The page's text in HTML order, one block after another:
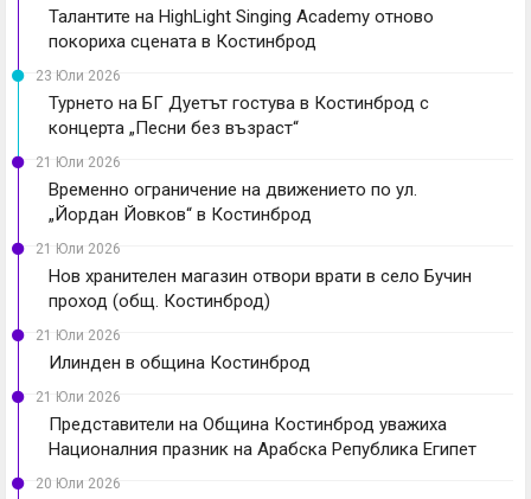
Талантите на HighLight Singing Academy отново
покориха сцената в Костинброд
23 Юли 2026
Турнето на БГ Дуетът гостува в Костинброд с
концерта „Песни без възраст“
21 Юли 2026
Временно ограничение на движението по ул.
„Йордан Йовков“ в Костинброд
21 Юли 2026
Нов хранителен магазин отвори врати в село Бучин
проход (общ. Костинброд)
21 Юли 2026
Илинден в община Костинброд
21 Юли 2026
Представители на Община Костинброд уважиха
Националния празник на Арабска Република Египет
20 Юли 2026